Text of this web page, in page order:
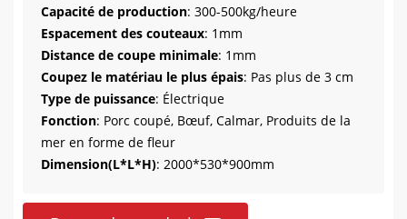
Capacité de production: 300-500kg/heure
Espacement des couteaux: 1mm
Distance de coupe minimale: 1mm
Coupez le matériau le plus épais: Pas plus de 3 cm
Type de puissance: Électrique
Fonction: Porc coupé, Bœuf, Calmar, Produits de la
mer en forme de fleur
Dimension(L*L*H): 2000*530*900mm